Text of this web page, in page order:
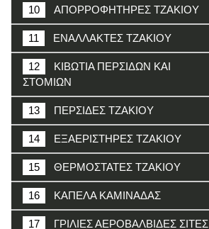
10 ΑΠΟΡΡΟΦΗΤΗΡΕΣ ΤΖΑΚΙΟΥ
11 ΕΝΑΛΛΑΚΤΕΣ ΤΖΑΚΙΟΥ
12
ΚΙΒΩΤΙΑ ΠΕΡΣΙΔΩΝ ΚΑΙ
ΣΤΟΜΙΩΝ
13 ΠΕΡΣΙΔΕΣ ΤΖΑΚΙΟΥ
14 ΕΞΑΕΡΙΣΤΗΡΕΣ ΤΖΑΚΙΟΥ
15 ΘΕΡΜΟΣΤΑΤΕΣ ΤΖΑΚΙΟΥ
16 ΚΑΠΕΛΑ ΚΑΜΙΝΑΔΑΣ
17
ΓΡΙΛΙΕΣ ΑΕΡΟΒΑΛΒΙΔΕΣ ΣΙΤΕΣ